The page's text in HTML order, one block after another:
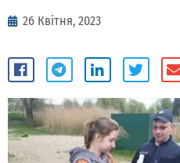
26 Квітня, 2023